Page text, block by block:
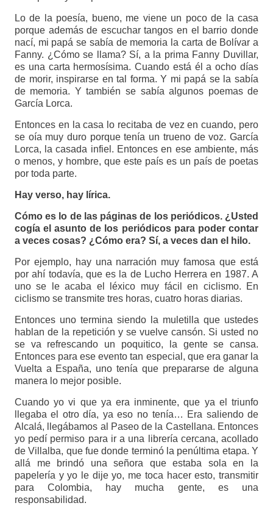
Lo de la poesía, bueno, me viene un poco de la casa
porque además de escuchar tangos en el barrio donde
nací, mi papá se sabía de memoria la carta de Bolívar a
Fanny. ¿Cómo se llama? Sí, a la prima Fanny Duvillar,
es una carta hermosísima. Cuando está él a ocho días
de morir, inspirarse en tal forma. Y mi papá se la sabía
de memoria. Y también se sabía algunos poemas de
García Lorca.
Entonces en la casa lo recitaba de vez en cuando, pero
se oía muy duro porque tenía un trueno de voz. García
Lorca, la casada infiel. Entonces en ese ambiente, más
o menos, y hombre, que este país es un país de poetas
por toda parte.
Hay verso, hay lírica.
Cómo es lo de las páginas de los periódicos. ¿Usted
cogía el asunto de los periódicos para poder contar
a veces cosas? ¿Cómo era? Sí, a veces dan el hilo.
Por ejemplo, hay una narración muy famosa que está
por ahí todavía, que es la de Lucho Herrera en 1987. A
uno se le acaba el léxico muy fácil en ciclismo. En
ciclismo se transmite tres horas, cuatro horas diarias.
Entonces uno termina siendo la muletilla que ustedes
hablan de la repetición y se vuelve cansón. Si usted no
se va refrescando un poquitico, la gente se cansa.
Entonces para ese evento tan especial, que era ganar la
Vuelta a España, uno tenía que prepararse de alguna
manera lo mejor posible.
Cuando yo vi que ya era inminente, que ya el triunfo
llegaba el otro día, ya eso no tenía… Era saliendo de
Alcalá, llegábamos al Paseo de la Castellana. Entonces
yo pedí permiso para ir a una librería cercana, acollado
de Villalba, que fue donde terminó la penúltima etapa. Y
allá me brindó una señora que estaba sola en la
papelería y yo le dije yo, me toca hacer esto, transmitir
para Colombia, hay mucha gente, es una
responsabilidad.